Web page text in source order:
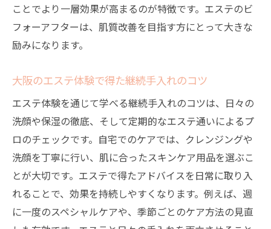
ことでより一層効果が高まるのが特徴です。エステのビ
フォーアフターは、肌質改善を目指す方にとって大きな
励みになります。
大阪のエステ体験で得た継続手入れのコツ
エステ体験を通じて学べる継続手入れのコツは、日々の
洗顔や保湿の徹底、そして定期的なエステ通いによるプ
ロのチェックです。自宅でのケアでは、クレンジングや
洗顔を丁寧に行い、肌に合ったスキンケア用品を選ぶこ
とが大切です。エステで得たアドバイスを日常に取り入
れることで、効果を持続しやすくなります。例えば、週
に一度のスペシャルケアや、季節ごとのケア方法の見直